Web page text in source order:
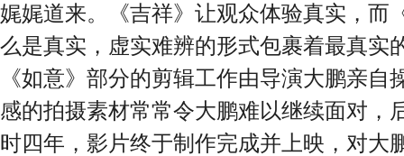
娓娓道来。《吉祥》让观众体验真实，而
么是真实，虚实难辨的形式包裹着最真实
《如意》部分的剪辑工作由导演大鹏亲自
感的拍摄素材常常令大鹏难以继续面对，
时四年，影片终于制作完成并上映，对大